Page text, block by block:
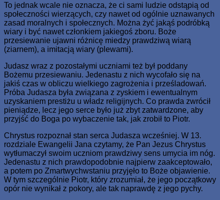
To jednak wcale nie oznacza, że ci sami ludzie odstąpią od
społeczności wierzących, czy nawet od ogólnie uznawanych
zasad moralnych i społecznych. Można żyć jakąś podróbką
wiary i być nawet członkiem jakiegoś zboru. Boże
przesiewanie ujawni różnicę miedzy prawdziwą wiarą
(ziarnem), a imitacją wiary (plewami).
Judasz wraz z pozostałymi uczniami też był poddany
Bożemu przesiewaniu. Jedenastu z nich wycofało się na
jakiś czas w obliczu wielkiego zagrożenia i prześladowań.
Próba Judasza była związana z zyskiem i ewentualnym
uzyskaniem prestiżu u władz religijnych. Co prawda zwrócił
pieniądze, lecz jego serce było już zbyt zatwardzone, aby
przyjść do Boga po wybaczenie tak, jak zrobił to Piotr.
Chrystus rozpoznał stan serca Judasza wcześniej. W 13.
rozdziale Ewangelii Jana czytamy, że Pan Jezus Chrystus
wytłumaczył swoim uczniom prawdziwy sens umycia im nóg.
Jedenastu z nich prawdopodobnie najpierw zaakceptowało,
a potem po Zmartwychwstaniu przyjęło to Boże objawienie.
W tym szczególnie Piotr, który zrozumiał, że jego początkowy
opór nie wynikał z pokory, ale tak naprawdę z jego pychy.